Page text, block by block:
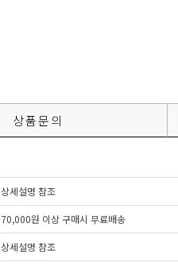
상품문의
상세설명 참조
70,000원 이상 구매시 무료배송
상세설명 참조